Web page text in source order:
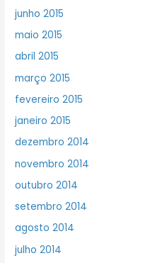
junho 2015
maio 2015
abril 2015
março 2015
fevereiro 2015
janeiro 2015
dezembro 2014
novembro 2014
outubro 2014
setembro 2014
agosto 2014
julho 2014